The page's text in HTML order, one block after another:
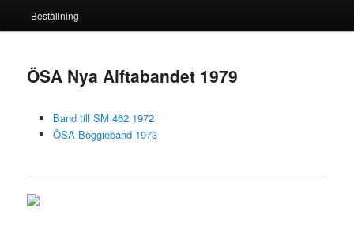
huvudinnehåll
Beställning
ÖSA Nya Alftabandet 1979
Band till SM 462 1972
ÖSA Boggieband 1973